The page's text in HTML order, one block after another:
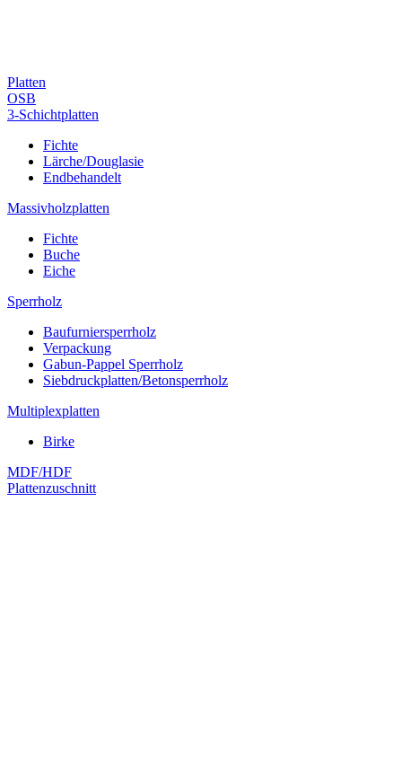
Platten
OSB
3-Schichtplatten
Fichte
Lärche/Douglasie
Endbehandelt
Massivholzplatten
Fichte
Buche
Eiche
Sperrholz
Baufurniersperrholz
Verpackung
Gabun-Pappel Sperrholz
Siebdruckplatten/Betonsperrholz
Multiplexplatten
Birke
MDF/HDF
Plattenzuschnitt